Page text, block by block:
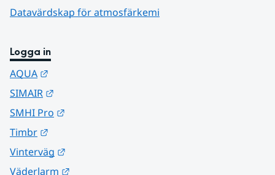
Datavärdskap för atmosfärkemi
Logga in
AQUA
SIMAIR
SMHI Pro
Timbr
Vinterväg
Väderlarm